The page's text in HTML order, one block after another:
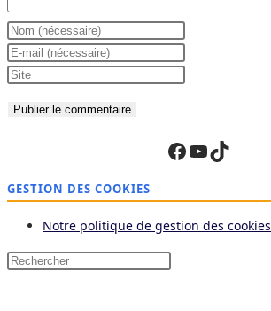
Enter
your
name
username
Enter
your
address
Saisir
de
(facultatif)
Facebook
YouTube
TikTok
GESTION DES COOKIES
Notre politique de gestion des cookies
Press